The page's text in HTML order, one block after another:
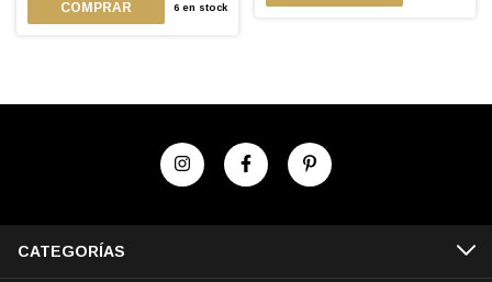
6en stock
CATEGORÍAS